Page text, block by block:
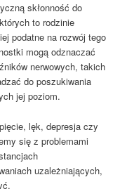
skłonność do
to rodzinie
podatne na rozwój tego
mogą odznaczać
nerwowych, takich
do poszukiwania
jej poziom.
lęk, depresja czy
się z problemami
uzależniających,